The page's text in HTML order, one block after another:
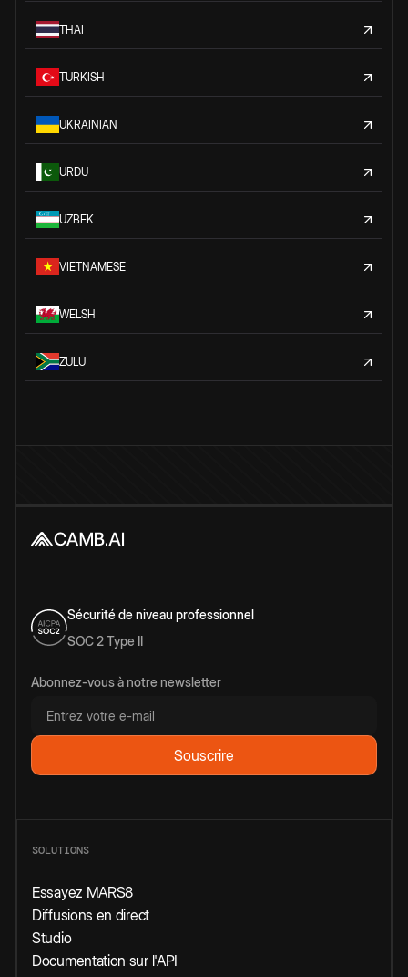
THAI
TURKISH
UKRAINIAN
URDU
UZBEK
VIETNAMESE
WELSH
ZULU
Sécurité de niveau professionnel
SOC 2 Type II
Abonnez-vous à notre newsletter
SOLUTIONS
Essayez MARS8
Diffusions en direct
Studio
Documentation sur l'API